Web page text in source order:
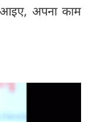
अपना काम